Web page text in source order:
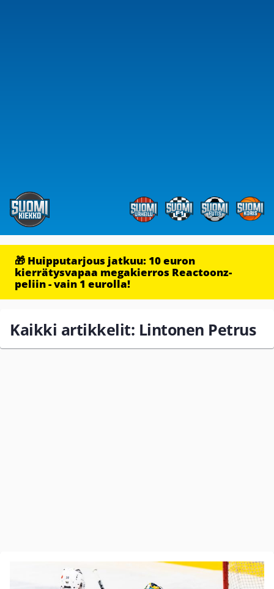
🎁 Huipputarjous jatkuu: 10 euron
kierrätysvapaa megakierros Reactoonz-
peliin - vain 1 eurolla!
Kaikki artikkelit: Lintonen Petrus